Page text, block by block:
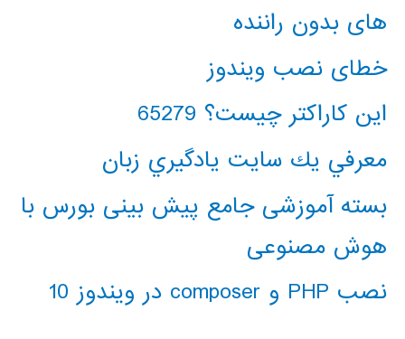
های بدون راننده
خطای نصب ویندوز
این کاراکتر چیست؟ 65279
معرفي يك سايت يادگيري زبان
بسته آموزشی جامع پیش بینی بورس با
هوش مصنوعی
نصب PHP و composer در ویندوز 10